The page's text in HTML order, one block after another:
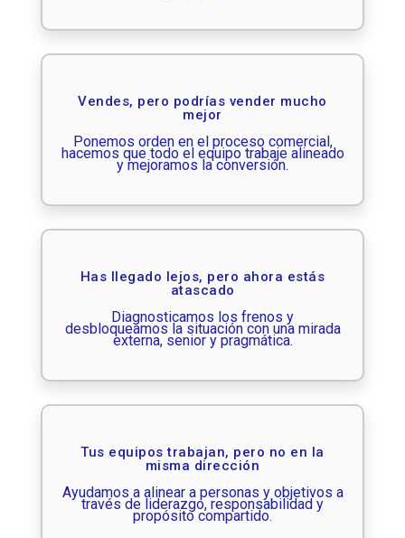
Vendes, pero podrías vender mucho
mejor
Ponemos orden en el proceso comercial,
hacemos que todo el equipo trabaje alineado
y mejoramos la conversión.
Has llegado lejos, pero ahora estás
atascado
Diagnosticamos los frenos y
desbloqueamos la situación con una mirada
externa, senior y pragmática.
Tus equipos trabajan, pero no en la
misma dirección
Ayudamos a alinear a personas y objetivos a
través de liderazgo, responsabilidad y
propósito compartido.